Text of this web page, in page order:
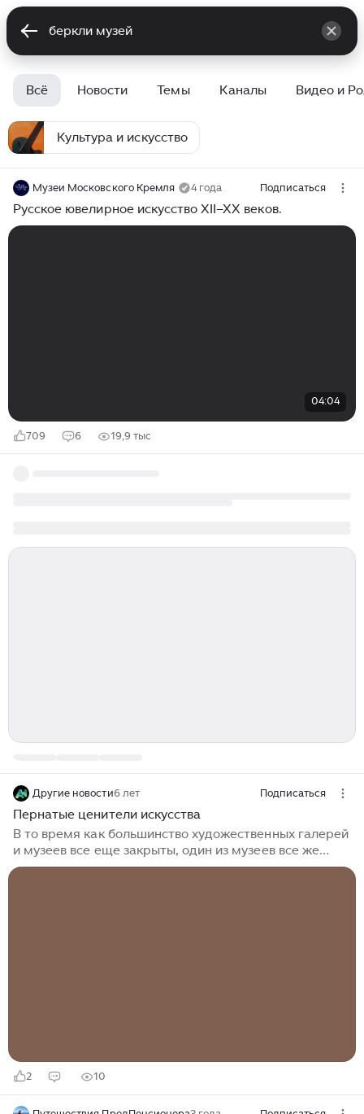
Всё Новости Темы Каналы Видео и
Культура и искусство
Музеи Московского Кремля 4 года Подписаться
Русское ювелирное искусство XII–XX веков.
04:04
709 6 19,9 тыс
Другие новости6 лет Подписаться
Пернатые ценители искусства
В то время как большинство художественных галерей
и музеев все еще закрыты, один из музеев все же
сделал исключение ради особенных гостей. В
2 10